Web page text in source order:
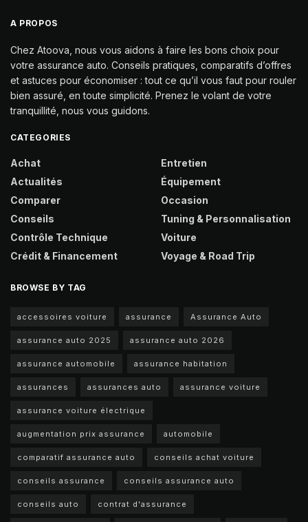
A PROPOS
Chez Atoova, nous vous aidons à faire les bons choix pour
votre assurance auto. Conseils pratiques, comparatifs d’offres
et astuces pour économiser : tout ce qu’il vous faut pour rouler
bien assuré, en toute simplicité. Prenez le volant de votre
tranquillité, nous vous guidons.
CATEGORIES
Achat
Actualités
Comparer
Conseils
Contrôle Technique
Crédit & Financement
Entretien
Équipement
Occasion
Tuning & Personnalisation
Voiture
Voyage & Road Trip
BROWSE BY TAG
accessoires voiture assurance Assurance Auto
assurance auto 2025 assurance auto 2026
assurance automobile assurance habitation
assurances assurances auto assurance voiture
assurance voiture électrique
augmentation prix assurance automobile
comparatif assurance auto conseils achat voiture
conseils assurance conseils assurance auto
conseils auto contrat d'assurance